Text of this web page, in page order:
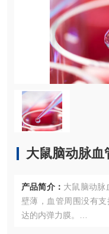
大鼠脑动脉血
产品简介： 大鼠脑动脉血管内皮
壁薄，血管周围没有
达的内弹力膜。